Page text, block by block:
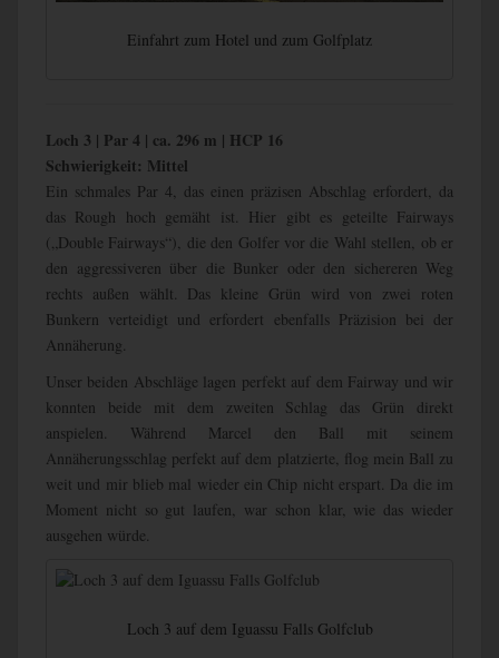
Einfahrt zum Hotel und zum Golfplatz
Loch 3 | Par 4 | ca. 296 m | HCP 16
Schwierigkeit: Mittel
Ein schmales Par 4, das einen präzisen Abschlag erfordert, da
das Rough hoch gemäht ist. Hier gibt es geteilte Fairways
(„Double Fairways“), die den Golfer vor die Wahl stellen, ob er
den aggressiveren über die Bunker oder den sichereren Weg
rechts außen wählt. Das kleine Grün wird von zwei roten
Bunkern verteidigt und erfordert ebenfalls Präzision bei der
Annäherung.
Unser beiden Abschläge lagen perfekt auf dem Fairway und wir
konnten beide mit dem zweiten Schlag das Grün direkt
anspielen. Während Marcel den Ball mit seinem
Annäherungsschlag perfekt auf dem platzierte, flog mein Ball zu
weit und mir blieb mal wieder ein Chip nicht erspart. Da die im
Moment nicht so gut laufen, war schon klar, wie das wieder
ausgehen würde.
Loch 3 auf dem Iguassu Falls Golfclub